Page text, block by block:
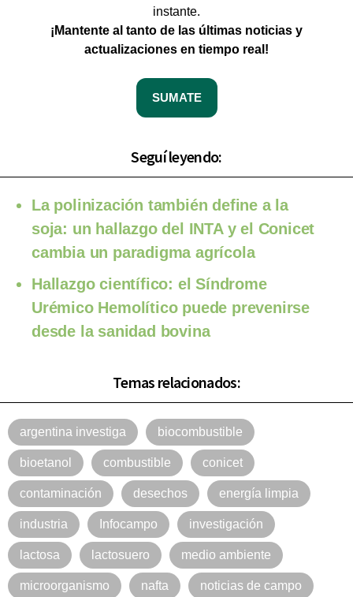
instante.
¡Mantente al tanto de las últimas noticias y
actualizaciones en tiempo real!
SUMATE
Seguí leyendo:
La polinización también define a la
soja: un hallazgo del INTA y el Conicet
cambia un paradigma agrícola
Hallazgo científico: el Síndrome
Urémico Hemolítico puede prevenirse
desde la sanidad bovina
Temas relacionados:
argentina investiga biocombustible
bioetanol combustible conicet
contaminación desechos energía limpia
industria Infocampo investigación
lactosa lactosuero medio ambiente
microorganismo nafta noticias de campo